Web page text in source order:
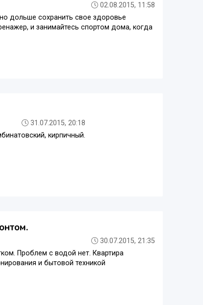
02.08.2015, 11:58
дольше сохранить свое здоровье
и занимайтесь спортом дома, когда
31.07.2015, 20:18
кирпичный.
30.07.2015, 21:35
Проблем с водой нет. Квартира
и бытовой техникой